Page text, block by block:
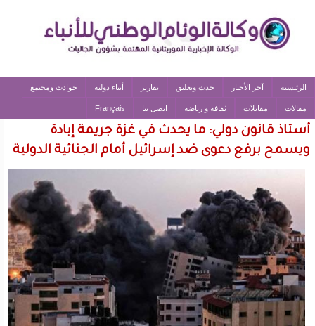
الرئيسية آخر الأخبار حدث وتعليق تقارير أنباء دولية حوادث ومجتمع
مقالات مقابلات ثقافة و رياضة اتصل بنا Français
أستاذ قانون دولي: ما يحدث في غزة جريمة إبادة
ويسمح برفع دعوى ضد إسرائيل أمام الجنائية الدولية